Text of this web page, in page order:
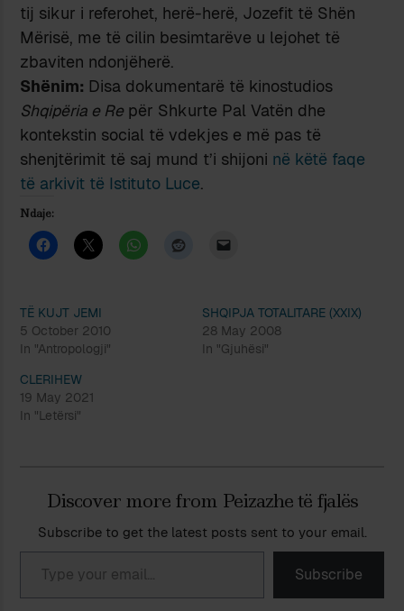
tij sikur i referohet, herë-herë, Jozefit të Shën
Mërisë, me të cilin besimtarëve u lejohet të
zbaviten ndonjëherë.
Shënim: Disa dokumentarë të kinostudios
Shqipëria e Re për Shkurte Pal Vatën dhe
kontekstin social të vdekjes e më pas të
shenjtërimit të saj mund t’i shijoni në këtë faqe
të arkivit të Istituto Luce.
Ndaje:
TË KUJT JEMI
5 October 2010
In "Antropologji"
SHQIPJA TOTALITARE (XXIX)
28 May 2008
In "Gjuhësi"
CLERIHEW
19 May 2021
In "Letërsi"
Discover more from Peizazhe të fjalës
Subscribe to get the latest posts sent to your email.
Type your email…
Subscribe